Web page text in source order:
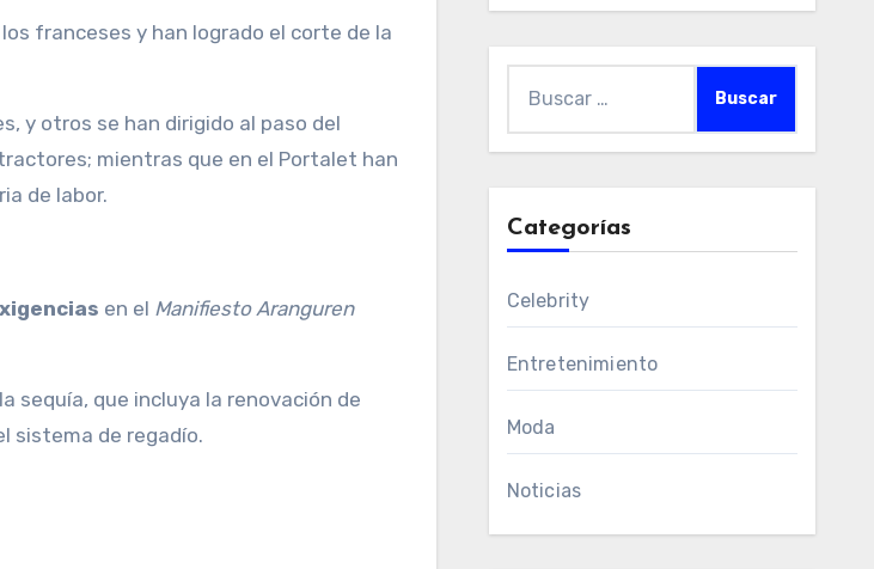
y otros se han dirigido al paso del
mientras que en el Portalet han
de labor.
en el Manifiesto Aranguren
sequía, que incluya la renovación de
sistema de regadío.
Categorías
Celebrity
Entretenimiento
Moda
Noticias